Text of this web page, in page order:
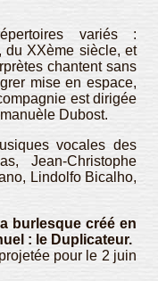
variés :
du XXème siècle, et
chantent sans
mise en espace,
est dirigée
Dubost.
vocales des
Jean-Christophe
Lindolfo Bicalho,
burlesque créé en
: le Duplicateur.
pour le 2 juin